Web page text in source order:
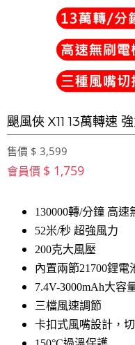
颶風俠 X11 13萬轉速
售價 $ 3,599
會員價 $ 1,759
130000轉/分鐘 高速
52米/秒 超強風力
200克大風壓
內置兩節21700鋰電
7.4V-3000mAh大容
三檔風速調節
卡扣式風嘴設計，